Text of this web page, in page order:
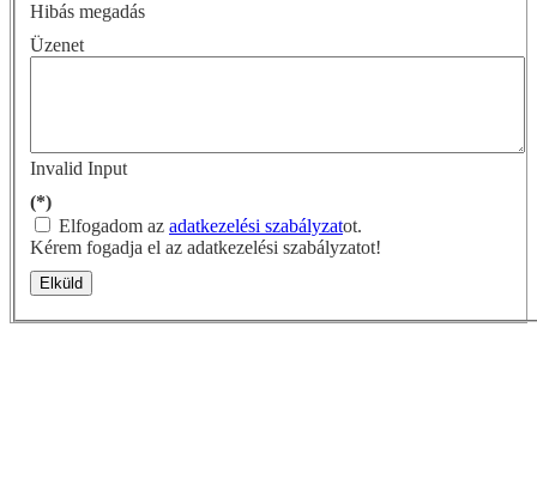
Hibás megadás
Üzenet
Invalid Input
(*)
Elfogadom az adatkezelési szabályzatot.
Kérem fogadja el az adatkezelési szabályzatot!
Elküld